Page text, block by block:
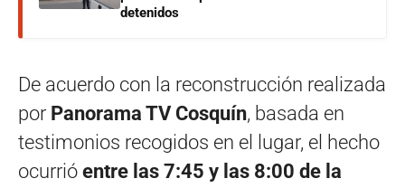
detenidos
De acuerdo con la reconstrucción realizada
por Panorama TV Cosquín, basada en
testimonios recogidos en el lugar, el hecho
ocurrió entre las 7:45 y las 8:00 de la